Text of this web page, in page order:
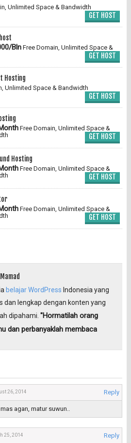
Unlimited Space & Bandwidth
GET HOST
BlnFree Domain, Unlimited Space &
GET HOST
Hosting
Unlimited Space & Bandwidth
GET HOST
Free Domain, Unlimited Space &
GET HOST
Hosting
Free Domain, Unlimited Space &
GET HOST
Free Domain, Unlimited Space &
GET HOST
belajar WordPress Indonesia yang
dan lengkap dengan konten yang
dipahami."Hormatilah orang
dan perbanyaklah membaca
26, 2014 Reply
agan, matur suwun..
25, 2014 Reply